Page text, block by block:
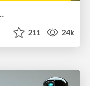
211 24k